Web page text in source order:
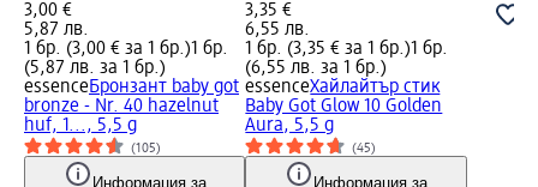
3,00 €
5,87 лв.
1 бр. (3,00 € за 1 бр.)1 бр.
(5,87 лв. за 1 бр.)
essenceБронзант baby got
bronze - Nr. 40 hazelnut
huf, 1..., 5,5 g
(105)
Информация за
3,35 €
6,55 лв.
1 бр. (3,35 € за 1 бр.)1 бр.
(6,55 лв. за 1 бр.)
essenceХайлайтър стик
Baby Got Glow 10 Golden
Aura, 5,5 g
(45)
Информация за